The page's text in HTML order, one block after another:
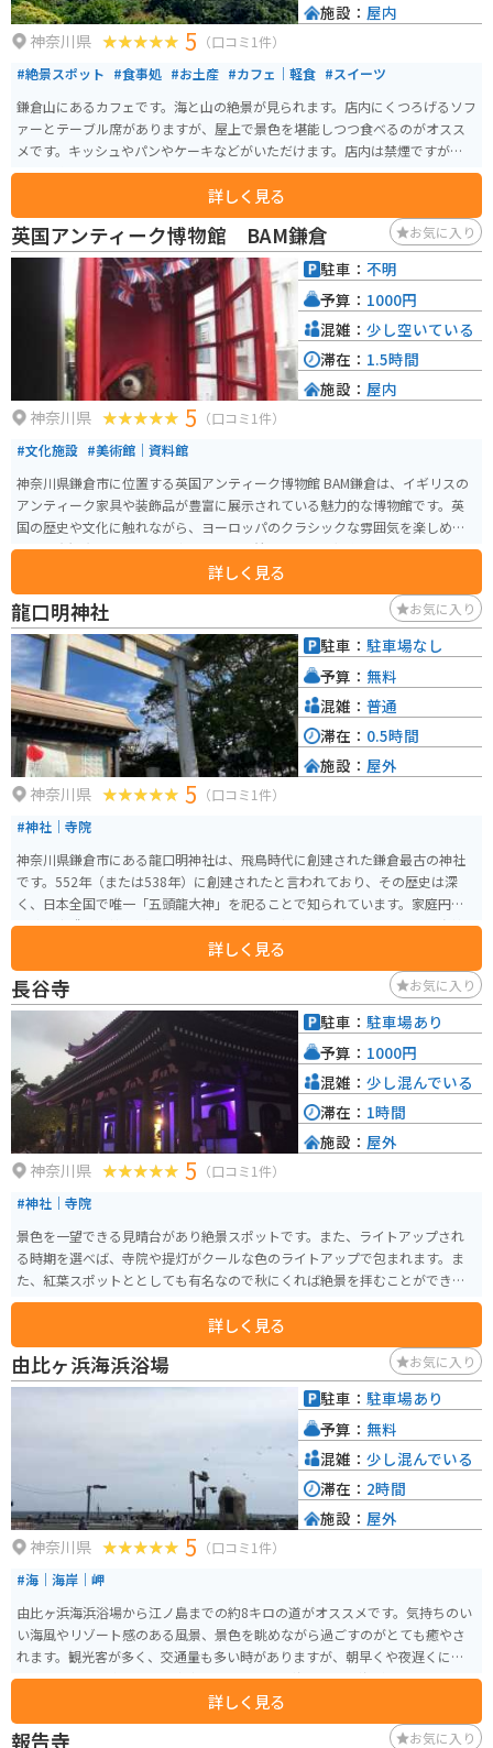
神奈川県 5 （口コミ1件）
#絶景スポット #食事処 #お土産 #カフェ｜軽食 #スイーツ
鎌倉山にあるカフェです。海と山の絶景が見られます。店内にくつろげるソフ
ァーとテーブル席がありますが、屋上で景色を堪能しつつ食べるのがオスス
メです。キッシュやパンやケーキなどがいただけます。店内は禁煙ですが、屋
上では喫煙OKです。
詳しく見る
施設： 屋内
英国アンティーク博物館 BAM鎌倉 お気に入り
神奈川県 5 （口コミ1件）
#文化施設 #美術館｜資料館
神奈川県鎌倉市に位置する英国アンティーク博物館 BAM鎌倉は、イギリスの
アンティーク家具や装飾品が豊富に展示されている魅力的な博物館です。英
国の歴史や文化に触れながら、ヨーロッパのクラシックな雰囲気を楽しめま
す。鎌倉観光の合間に立ち寄れば、落ち着いた空間で優雅なひとときを過ご
られているため、ツーリングの途中で気軽に訪れることができます。鎌倉の
風情ある景色と共に、異国情緒あふれる英国の美術品を堪能したい方におす
すめのスポットです。
詳しく見る
駐車： 不明
予算： 1000円
混雑： 少し空いている
滞在： 1.5時間
施設： 屋内
龍口明神社 お気に入り
神奈川県 5 （口コミ1件）
#神社｜寺院
神奈川県鎌倉市にある龍口明神社は、飛鳥時代に創建された鎌倉最古の神社
です。552年（または538年）に創建されたと言われており、その歴史は深
く、日本全国で唯一「五頭龍大神」を祀ることで知られています。家庭円満
や勝運守護のご神徳があるとされ、多くの参拝者が訪れます。また、江島神
社の弁財天と夫婦神とされています。 湘南モノレールの西鎌倉駅から徒歩5分
ほどの場所にあるので、アクセスも良好です。
詳しく見る
駐車： 駐車場なし
予算： 無料
混雑： 普通
滞在： 0.5時間
施設： 屋外
長谷寺 お気に入り
神奈川県 5 （口コミ1件）
#神社｜寺院
景色を一望できる見晴台があり絶景スポットです。また、ライトアップされ
る時期を選べば、寺院や提灯がクールな色のライトアップで包まれます。ま
た、紅葉スポットととしても有名なので秋にくれば絶景を拝むことができま
す。
詳しく見る
駐車： 駐車場あり
予算： 1000円
混雑： 少し混んでいる
滞在： 1時間
施設： 屋外
由比ヶ浜海浜浴場 お気に入り
神奈川県 5 （口コミ1件）
#海｜海岸｜岬
由比ヶ浜海浜浴場から江ノ島までの約8キロの道がオススメです。気持ちのい
い海風やリゾート感のある風景、景色を眺めながら過ごすのがとても癒やさ
れます。観光客が多く、交通量も多い時がありますが、朝早くや夜遅くにな
ればスイスイと進めます。湘南といえばやはり海なので、海がきれいに見え
ますし、少し行けば江ノ島もある有名なスポットです。鎌倉駅から徒歩10分
ほどです。
詳しく見る
駐車： 駐車場あり
予算： 無料
混雑： 少し混んでいる
滞在： 2時間
施設： 屋外
報告寺 お気に入り